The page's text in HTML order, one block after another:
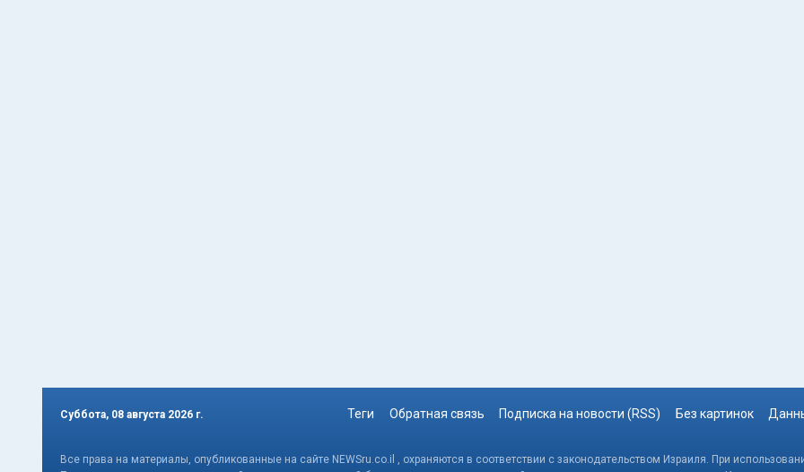
Суббота, 08 августа 2026 г. Теги Обратная связь Подписка на новости (RSS) Без картинок
Все права на материалы, опубликованные на сайте NEWSru.co.il , охраняются в соответствии с законодательством Израиля. При